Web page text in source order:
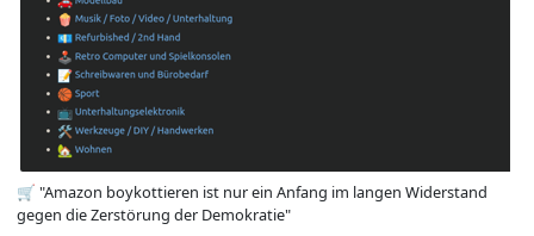
🛒 "Amazon boykottieren ist nur ein Anfang im langen Widerstand
gegen die Zerstörung der Demokratie"